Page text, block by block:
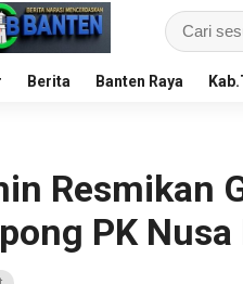
Berita Banten Raya
Resmikan
PK Nusa